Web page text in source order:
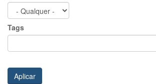
Tags
Aplicar